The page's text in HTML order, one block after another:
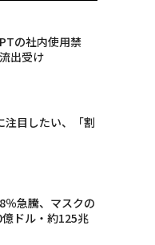
の社内使用禁
出受け
注目したい、「割
％急騰、マスクの
ドル・約125兆